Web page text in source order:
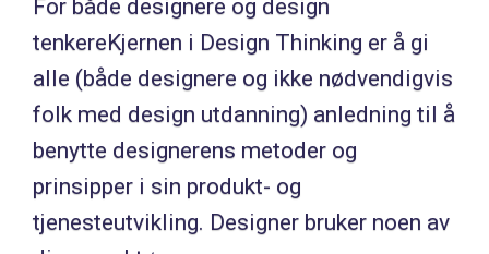
For både designere og design
tenkereKjernen i Design Thinking er å gi
alle (både designere og ikke nødvendigvis
folk med design utdanning) anledning til å
benytte designerens metoder og
prinsipper i sin produkt- og
tjenesteutvikling. Designer bruker noen av